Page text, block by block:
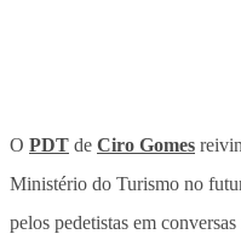
O PDT de Ciro Gomes
Ministério do Turismo no
pelos pedetistas em